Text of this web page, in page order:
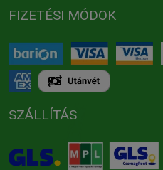
FIZETÉSI MÓDOK
SZÁLLÍTÁS